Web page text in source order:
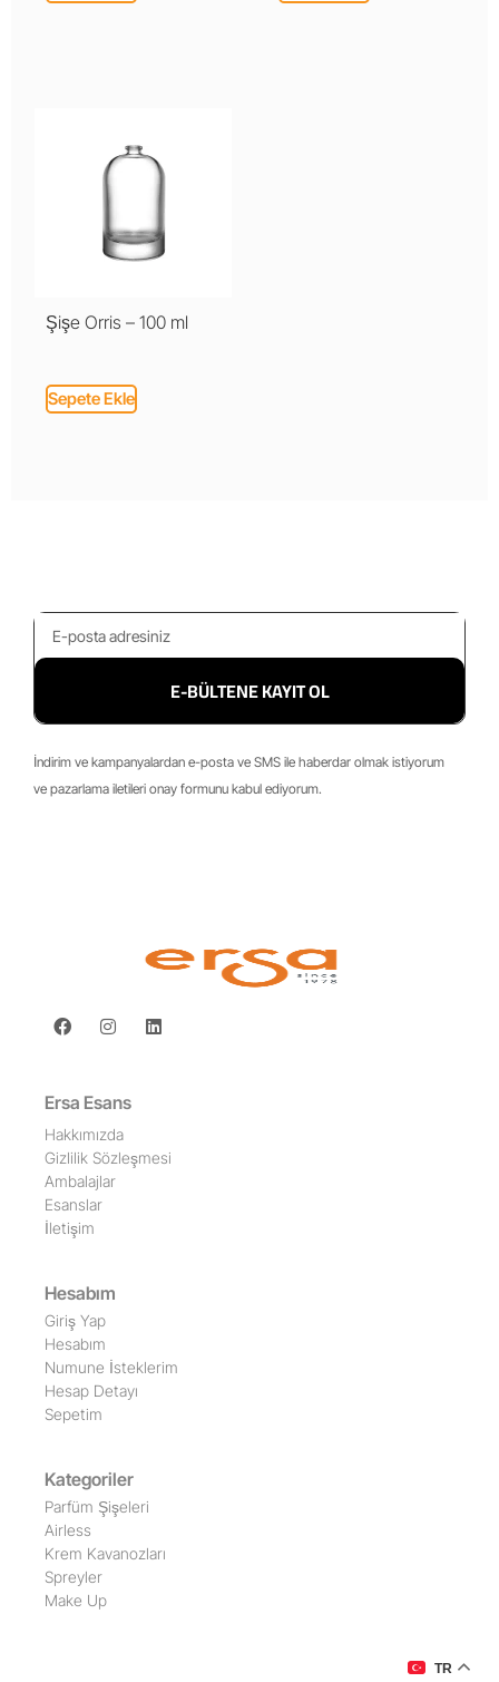
Şişe Orris – 100 ml
Sepete Ekle
E-BÜLTENE KAYIT OL
İndirim ve kampanyalardan e-posta ve SMS ile haberdar olmak istiyorum
ve pazarlama iletileri onay formunu kabul ediyorum.
Ersa Esans
Hakkımızda
Gizlilik Sözleşmesi
Ambalajlar
Esanslar
İletişim
Hesabım
Giriş Yap
Hesabım
Numune İsteklerim
Hesap Detayı
Sepetim
Kategoriler
Parfüm Şişeleri
Airless
Krem Kavanozları
Spreyler
Make Up
TR